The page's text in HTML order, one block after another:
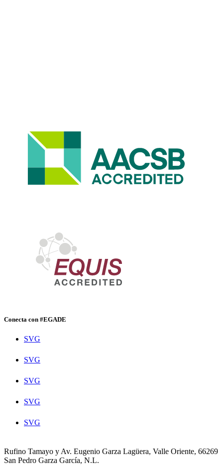
Conecta con #EGADE
SVG
SVG
SVG
SVG
SVG
Rufino Tamayo y Av. Eugenio Garza Lagüera, Valle Oriente, 66269
San Pedro Garza García, N.L.